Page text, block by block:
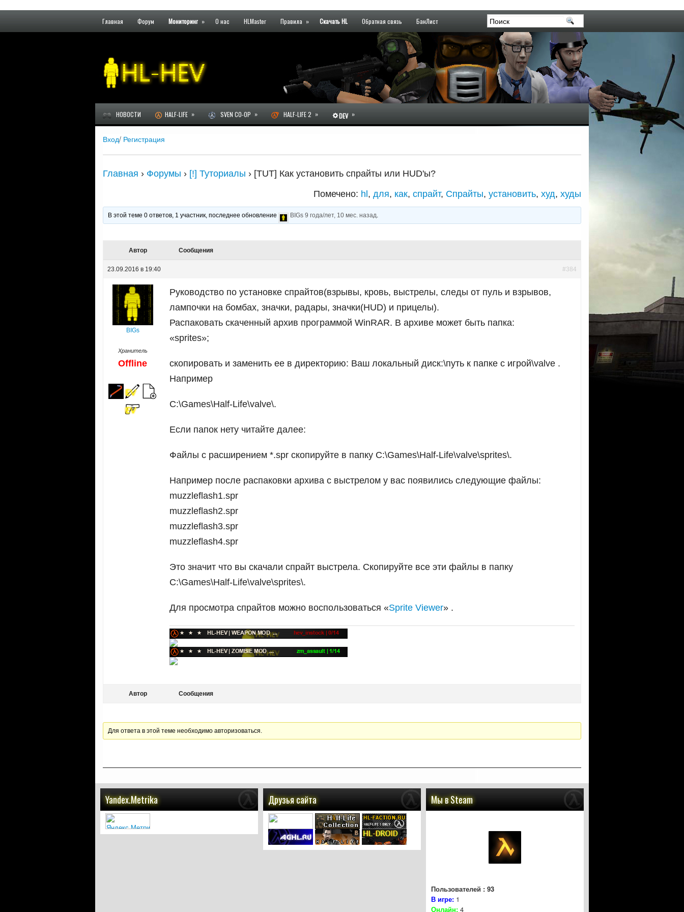
Главная Форум Мониторинг » О нас HLMaster Правила » Скачать HL Обратная связь БанЛист
НОВОСТИ HALF-LIFE » SVEN CO-OP » HALF-LIFE 2 » DEV »
Вход/ Регистрация
Главная › Форумы › [!] Туториалы › [TUT] Как установить спрайты или HUD'ы?
Помечено: hl , для, как, спрайт, Спрайты, установить, худ, худы
В этой теме 0 ответов, 1 участник, последнее обновление BIGs 9 года/лет, 10 мес. назад.
Автор Сообщения
23.09.2016 в 19:40 #384
BIGs
Хранитель
Offline
Руководство по установке спрайтов(взрывы, кровь, выстрелы, следы от пуль и взрывов,
лампочки на бомбах, значки, радары, значки(HUD) и прицелы).
Распаковать скаченный архив программой WinRAR. В архиве может быть папка:
«sprites»;
скопировать и заменить ее в директорию: Ваш локальный диск:\путь к папке с игрой\valve .
Например
C:\Games\Half-Life\valve\.
Если папок нету читайте далее:
Файлы с расширением *.spr скопируйте в папку C:\Games\Half-Life\valve\sprites\.
Например после распаковки архива с выстрелом у вас появились следующие файлы:
muzzleflash1.spr
muzzleflash2.spr
muzzleflash3.spr
muzzleflash4.spr
Это значит что вы скачали спрайт выстрела. Скопируйте все эти файлы в папку
C:\Games\Half-Life\valve\sprites\.
Для просмотра спрайтов можно воспользоваться «Sprite Viewer» .
Автор Сообщения
Для ответа в этой теме необходимо авторизоваться.
Yandex.Metrika Друзья сайта Мы в Steam
Пользователей : 93
В игре: 1
Онлайн: 4